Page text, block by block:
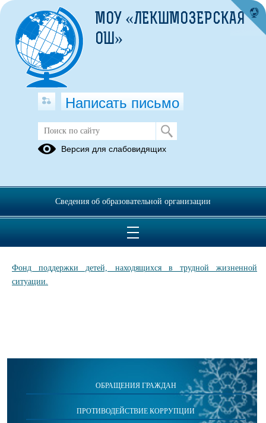
Службы психологической помощи
Центр помощи семье и детям (г. Каргополь)
164110, Архангельская обл., г. Каргополь, пер. Ленинградский, д. 2
"А", тел.: (81841) 2-11-73, E-mail:priutkar@yandex.ru.
Фонд поддержки детей, находящихся в трудной жизненной
ситуации.
ОБРАЩЕНИЯ ГРАЖДАН
ПРОТИВОДЕЙСТВИЕ КОРРУПЦИИ
МОУ «ЛЕКШМОЗЕРСКАЯ
ОШ»
Написать письмо
Версия для слабовидящих
Сведения об образовательной организации